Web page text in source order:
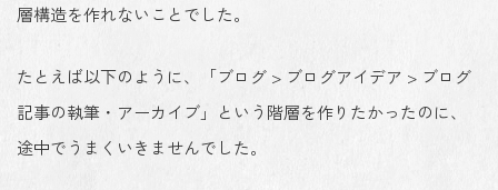
層構造を作れない ことでした。
たとえば以下のように、「ブログ > ブログアイデア > ブログ
記事の執筆・アーカイブ」という階層を作りたかったのに、
途中でうまくいきませんでした。